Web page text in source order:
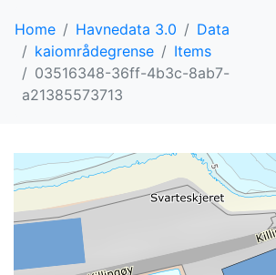
Home Havnedata 3.0
Data
kaiområdegrense
Items
03516348-36ff-4b3c-8ab7-
a21385573713